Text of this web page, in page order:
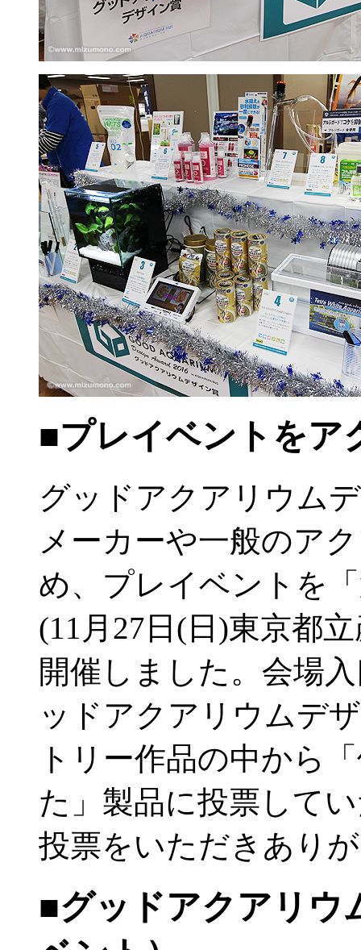
■プレイベントをア
グッドアクアリウム
メーカーや一般のア
め、プレイベントを
(11月27日(日)東京都
開催しました。会場
ッドアクアリウムデ
トリー作品の中から
た」製品に投票して
投票をいただきあり
■グッドアクアリウ